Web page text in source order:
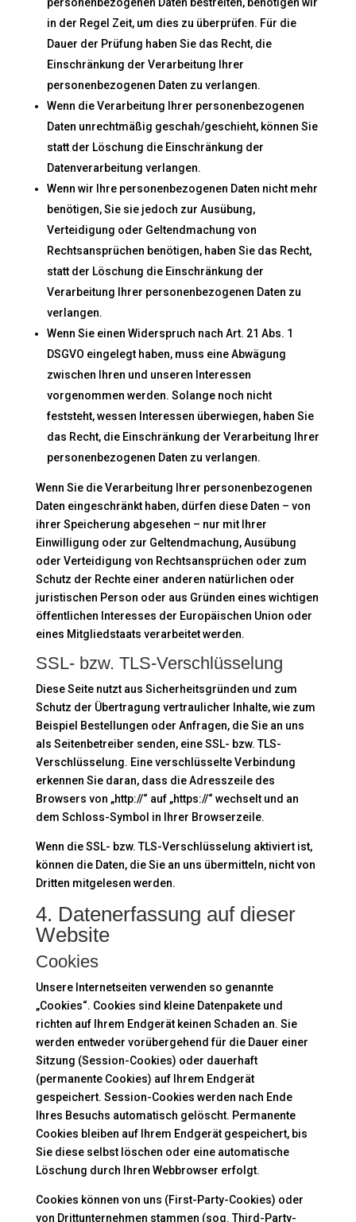
in der Regel Zeit, um dies zu überprüfen. Für die
Dauer der Prüfung haben Sie das Recht, die
Einschränkung der Verarbeitung Ihrer
personenbezogenen Daten zu verlangen.
Wenn die Verarbeitung Ihrer personenbezogenen
Daten unrechtmäßig geschah/geschieht, können Sie
statt der Löschung die Einschränkung der
Datenverarbeitung verlangen.
Wenn wir Ihre personenbezogenen Daten nicht mehr
benötigen, Sie sie jedoch zur Ausübung,
Verteidigung oder Geltendmachung von
Rechtsansprüchen benötigen, haben Sie das Recht,
statt der Löschung die Einschränkung der
Verarbeitung Ihrer personenbezogenen Daten zu
verlangen.
Wenn Sie einen Widerspruch nach Art. 21 Abs. 1
DSGVO eingelegt haben, muss eine Abwägung
zwischen Ihren und unseren Interessen
vorgenommen werden. Solange noch nicht
feststeht, wessen Interessen überwiegen, haben Sie
das Recht, die Einschränkung der Verarbeitung Ihrer
personenbezogenen Daten zu verlangen.
Wenn Sie die Verarbeitung Ihrer personenbezogenen
Daten eingeschränkt haben, dürfen diese Daten – von
ihrer Speicherung abgesehen – nur mit Ihrer
Einwilligung oder zur Geltendmachung, Ausübung
oder Verteidigung von Rechtsansprüchen oder zum
Schutz der Rechte einer anderen natürlichen oder
juristischen Person oder aus Gründen eines wichtigen
öffentlichen Interesses der Europäischen Union oder
eines Mitgliedstaats verarbeitet werden.
SSL- bzw. TLS-Verschlüsselung
Diese Seite nutzt aus Sicherheitsgründen und zum
Schutz der Übertragung vertraulicher Inhalte, wie zum
Beispiel Bestellungen oder Anfragen, die Sie an uns
als Seitenbetreiber senden, eine SSL- bzw. TLS-
Verschlüsselung. Eine verschlüsselte Verbindung
erkennen Sie daran, dass die Adresszeile des
Browsers von „http://“ auf „https://“ wechselt und an
dem Schloss-Symbol in Ihrer Browserzeile.
Wenn die SSL- bzw. TLS-Verschlüsselung aktiviert ist,
können die Daten, die Sie an uns übermitteln, nicht von
Dritten mitgelesen werden.
4. Datenerfassung auf dieser
Website
Cookies
Unsere Internetseiten verwenden so genannte
„Cookies“. Cookies sind kleine Datenpakete und
richten auf Ihrem Endgerät keinen Schaden an. Sie
werden entweder vorübergehend für die Dauer einer
Sitzung (Session-Cookies) oder dauerhaft
(permanente Cookies) auf Ihrem Endgerät
gespeichert. Session-Cookies werden nach Ende
Ihres Besuchs automatisch gelöscht. Permanente
Cookies bleiben auf Ihrem Endgerät gespeichert, bis
Sie diese selbst löschen oder eine automatische
Löschung durch Ihren Webbrowser erfolgt.
Cookies können von uns (First-Party-Cookies) oder
von Drittunternehmen stammen (sog. Third-Party-